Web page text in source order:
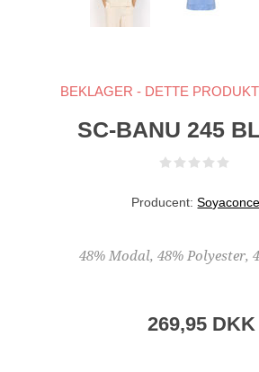
BEKLAGER - DETTE
SC-BANU 245
Producent:
48% Modal, 48% Polyester,
269,95 DKK